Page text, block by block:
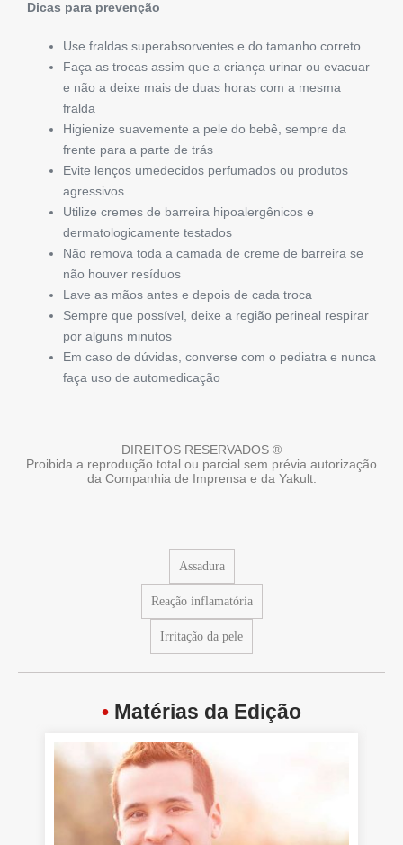
Dicas para prevenção
Use fraldas superabsorventes e do tamanho correto
Faça as trocas assim que a criança urinar ou evacuar
e não a deixe mais de duas horas com a mesma
fralda
Higienize suavemente a pele do bebê, sempre da
frente para a parte de trás
Evite lenços umedecidos perfumados ou produtos
agressivos
Utilize cremes de barreira hipoalergênicos e
dermatologicamente testados
Não remova toda a camada de creme de barreira se
não houver resíduos
Lave as mãos antes e depois de cada troca
Sempre que possível, deixe a região perineal respirar
por alguns minutos
Em caso de dúvidas, converse com o pediatra e nunca
faça uso de automedicação
DIREITOS RESERVADOS ®
Proibida a reprodução total ou parcial sem prévia autorização
da Companhia de Imprensa e da Yakult.
Assadura
Reação inflamatória
Irritação da pele
• Matérias da Edição